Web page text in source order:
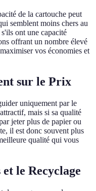
de la cartouche peut
semblent moins chers au
ont une capacité
offrant un nombre élevé
vos économies et
sur le Prix
uniquement par le
mais si sa qualité
jeter plus de papier ou
il est donc souvent plus
qualité qui vous
le Recyclage